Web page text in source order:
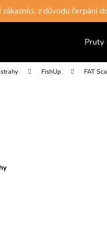
zákazníci, z důvodu čerpání
Pruty
FishUp FAT